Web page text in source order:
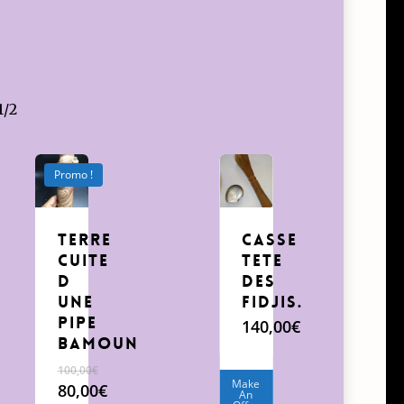
2
Promo !
terre
cuite
d
une
pipe
Bamoun
100,00€
Le
80,00€
casse
tete
des
Fidjis.
140,00€
Make
An